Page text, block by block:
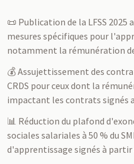
📜 Publication de la LFSS 2025
mesures spécifiques pour
notamment la rémunération
💰 Assujettissement des
CRDS pour ceux dont la
impactant les contrats signés
📊 Réduction du plafond
sociales salariales à 50 % du
d'apprentissage signés à